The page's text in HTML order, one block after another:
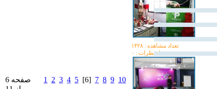
تعداد مشاهده :‌ ۱۴۲۸
تعداد نظرات : ۰
صفحه 6
1 2 3 4 5 [6] 7 8 9 10